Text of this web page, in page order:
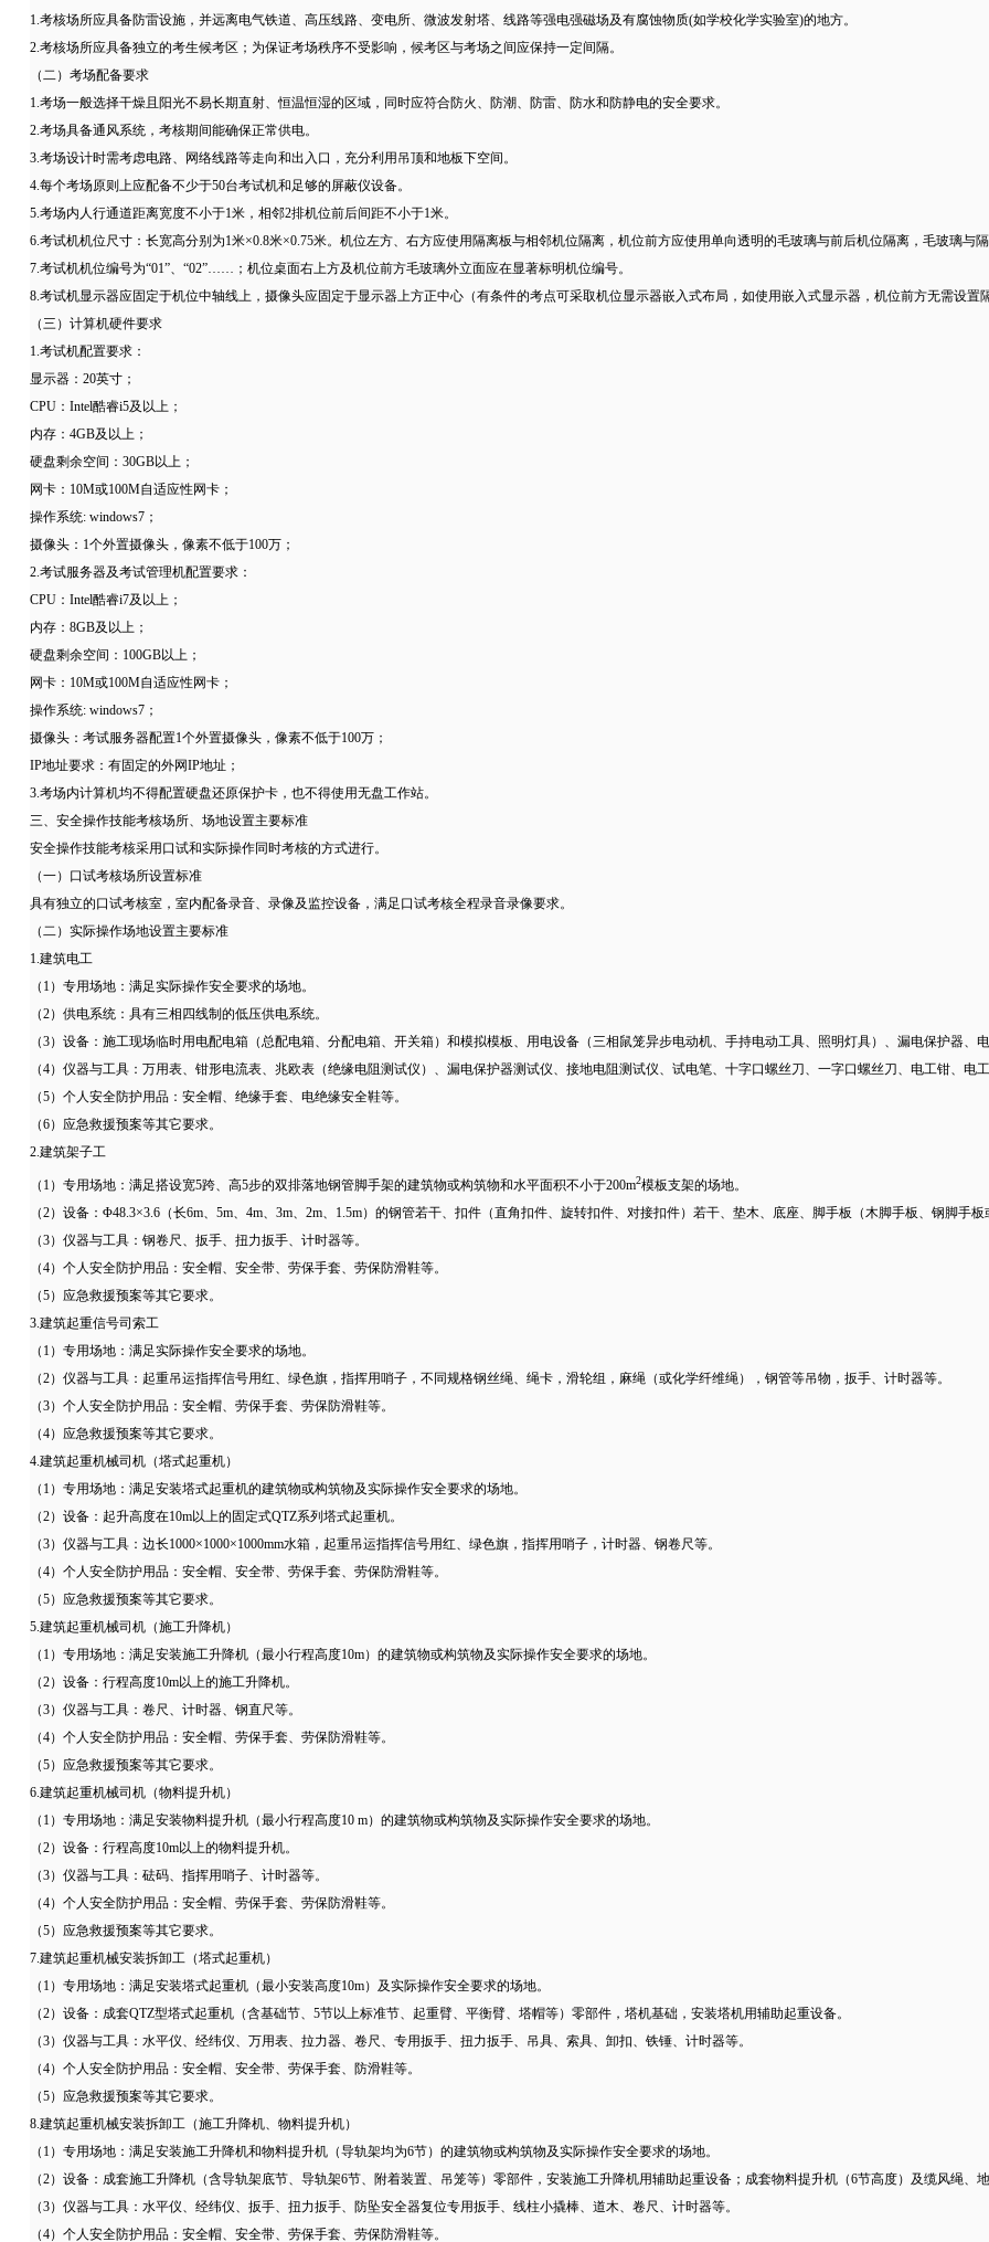
1.考核场所应具备防雷设施，并远离电气铁道、高压线路、变电所、微波发射塔、线路等强电强磁场及有腐蚀物质(如学校化学实验室)的地方。
2.考核场所应具备独立的考生候考区；为保证考场秩序不受影响，候考区与考场之间应保持一定间隔。
（二）考场配备要求
1.考场一般选择干燥且阳光不易长期直射、恒温恒湿的区域，同时应符合防火、防潮、防雷、防水和防静电的安全要求。
2.考场具备通风系统，考核期间能确保正常供电。
3.考场设计时需考虑电路、网络线路等走向和出入口，充分利用吊顶和地板下空间。
4.每个考场原则上应配备不少于50台考试机和足够的屏蔽仪设备。
5.考场内人行通道距离宽度不小于1米，相邻2排机位前后间距不小于1米。
6.考试机机位尺寸：长宽高分别为1米×0.8米×0.75米。机位左方、右方应使用隔离板与相邻机位隔离，机位前方应使用单向透明的毛玻璃与前后机位隔离，毛玻璃与隔
7.考试机机位编号为“01”、“02”……；机位桌面右上方及机位前方毛玻璃外立面应在显著标明机位编号。
8.考试机显示器应固定于机位中轴线上，摄像头应固定于显示器上方正中心（有条件的考点可采取机位显示器嵌入式布局，如使用嵌入式显示器，机位前方无需设置
（三）计算机硬件要求
1.考试机配置要求：
显示器：20英寸；
CPU：Intel酷睿i5及以上；
内存：4GB及以上；
硬盘剩余空间：30GB以上；
网卡：10M或100M自适应性网卡；
操作系统: windows7；
摄像头：1个外置摄像头，像素不低于100万；
2.考试服务器及考试管理机配置要求：
CPU：Intel酷睿i7及以上；
内存：8GB及以上；
硬盘剩余空间：100GB以上；
网卡：10M或100M自适应性网卡；
操作系统: windows7；
摄像头：考试服务器配置1个外置摄像头，像素不低于100万；
IP地址要求：有固定的外网IP地址；
3.考场内计算机均不得配置硬盘还原保护卡，也不得使用无盘工作站。
三、安全操作技能考核场所、场地设置主要标准
安全操作技能考核采用口试和实际操作同时考核的方式进行。
（一）口试考核场所设置标准
具有独立的口试考核室，室内配备录音、录像及监控设备，满足口试考核全程录音录像要求。
（二）实际操作场地设置主要标准
1.建筑电工
（1）专用场地：满足实际操作安全要求的场地。
（2）供电系统：具有三相四线制的低压供电系统。
（3）设备：施工现场临时用电配电箱（总配电箱、分配电箱、开关箱）和模拟模板、用电设备（三相鼠笼异步电动机、手持电动工具、照明灯具）、漏电保护器、
（4）仪器与工具：万用表、钳形电流表、兆欧表（绝缘电阻测试仪）、漏电保护器测试仪、接地电阻测试仪、试电笔、十字口螺丝刀、一字口螺丝刀、电工钳、电
（5）个人安全防护用品：安全帽、绝缘手套、电绝缘安全鞋等。
（6）应急救援预案等其它要求。
2.建筑架子工
（1）专用场地：满足搭设宽5跨、高5步的双排落地钢管脚手架的建筑物或构筑物和水平面积不小于200m2模板支架的场地。
（2）设备：Φ48.3×3.6（长6m、5m、4m、3m、2m、1.5m）的钢管若干、扣件（直角扣件、旋转扣件、对接扣件）若干、垫木、底座、脚手板（木脚手板、钢脚手
（3）仪器与工具：钢卷尺、扳手、扭力扳手、计时器等。
（4）个人安全防护用品：安全帽、安全带、劳保手套、劳保防滑鞋等。
（5）应急救援预案等其它要求。
3.建筑起重信号司索工
（1）专用场地：满足实际操作安全要求的场地。
（2）仪器与工具：起重吊运指挥信号用红、绿色旗，指挥用哨子，不同规格钢丝绳、绳卡，滑轮组，麻绳（或化学纤维绳），钢管等吊物，扳手、计时器等。
（3）个人安全防护用品：安全帽、劳保手套、劳保防滑鞋等。
（4）应急救援预案等其它要求。
4.建筑起重机械司机（塔式起重机）
（1）专用场地：满足安装塔式起重机的建筑物或构筑物及实际操作安全要求的场地。
（2）设备：起升高度在10m以上的固定式QTZ系列塔式起重机。
（3）仪器与工具：边长1000×1000×1000mm水箱，起重吊运指挥信号用红、绿色旗，指挥用哨子，计时器、钢卷尺等。
（4）个人安全防护用品：安全帽、安全带、劳保手套、劳保防滑鞋等。
（5）应急救援预案等其它要求。
5.建筑起重机械司机（施工升降机）
（1）专用场地：满足安装施工升降机（最小行程高度10m）的建筑物或构筑物及实际操作安全要求的场地。
（2）设备：行程高度10m以上的施工升降机。
（3）仪器与工具：卷尺、计时器、钢直尺等。
（4）个人安全防护用品：安全帽、劳保手套、劳保防滑鞋等。
（5）应急救援预案等其它要求。
6.建筑起重机械司机（物料提升机）
（1）专用场地：满足安装物料提升机（最小行程高度10 m）的建筑物或构筑物及实际操作安全要求的场地。
（2）设备：行程高度10m以上的物料提升机。
（3）仪器与工具：砝码、指挥用哨子、计时器等。
（4）个人安全防护用品：安全帽、劳保手套、劳保防滑鞋等。
（5）应急救援预案等其它要求。
7.建筑起重机械安装拆卸工（塔式起重机）
（1）专用场地：满足安装塔式起重机（最小安装高度10m）及实际操作安全要求的场地。
（2）设备：成套QTZ型塔式起重机（含基础节、5节以上标准节、起重臂、平衡臂、塔帽等）零部件，塔机基础，安装塔机用辅助起重设备。
（3）仪器与工具：水平仪、经纬仪、万用表、拉力器、卷尺、专用扳手、扭力扳手、吊具、索具、卸扣、铁锤、计时器等。
（4）个人安全防护用品：安全帽、安全带、劳保手套、防滑鞋等。
（5）应急救援预案等其它要求。
8.建筑起重机械安装拆卸工（施工升降机、物料提升机）
（1）专用场地：满足安装施工升降机和物料提升机（导轨架均为6节）的建筑物或构筑物及实际操作安全要求的场地。
（2）设备：成套施工升降机（含导轨架底节、导轨架6节、附着装置、吊笼等）零部件，安装施工升降机用辅助起重设备；成套物料提升机（6节高度）及缆风绳、
（3）仪器与工具：水平仪、经纬仪、扳手、扭力扳手、防坠安全器复位专用扳手、线柱小撬棒、道木、卷尺、计时器等。
（4）个人安全防护用品：安全帽、安全带、劳保手套、劳保防滑鞋等。